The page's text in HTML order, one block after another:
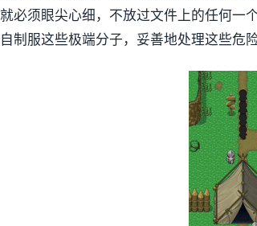
就必须眼尖心细，不放过文件上的任何一
自制服这些极端分子，妥善地处理这些危险